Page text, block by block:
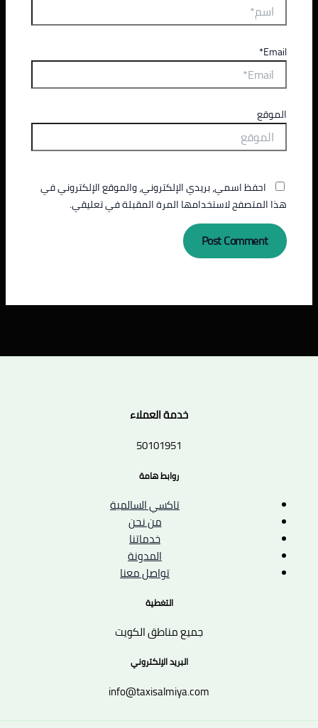
Email*
الموقع
احفظ اسمي، بريدي الإلكتروني، والموقع الإلكتروني في
هذا المتصفح لاستخدامها المرة المقبلة في تعليقي.
خدمة العملاء
50101951
روابط هامة
تاكسي السالمية
من نحن
خدماتنا
المدونة
تواصل معنا
التغطية
جميع مناطق الكويت
البريد الإلكتروني
info@taxisalmiya.com